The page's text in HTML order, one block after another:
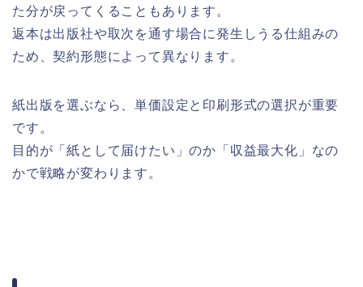
た分が戻ってくることもあります。
返本は出版社や取次を通す場合に発生しうる仕組みの
ため、契約形態によって異なります。
紙出版を選ぶなら、単価設定と印刷形式の選択が重要
です。
目的が「紙として届けたい」のか「収益最大化」なの
かで戦略が変わります。